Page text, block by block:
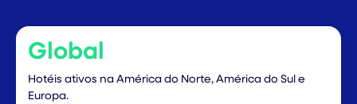
Global
Hotéis ativos na América do Norte, América do Sul e
Europa.